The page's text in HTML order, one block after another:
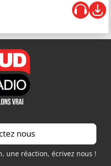
nous
une réaction, écrivez nous !